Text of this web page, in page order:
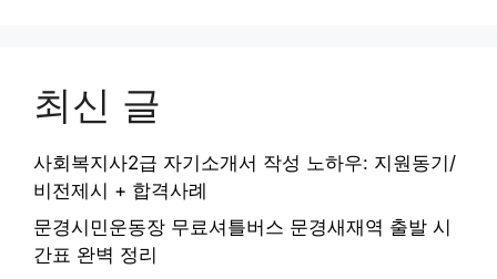
최신 글
사회복지사2급 자기소개서 작성 노하우: 지원동기/
비전제시 + 합격사례
문경시민운동장 무료셔틀버스 문경새재역 출발 시
간표 완벽 정리